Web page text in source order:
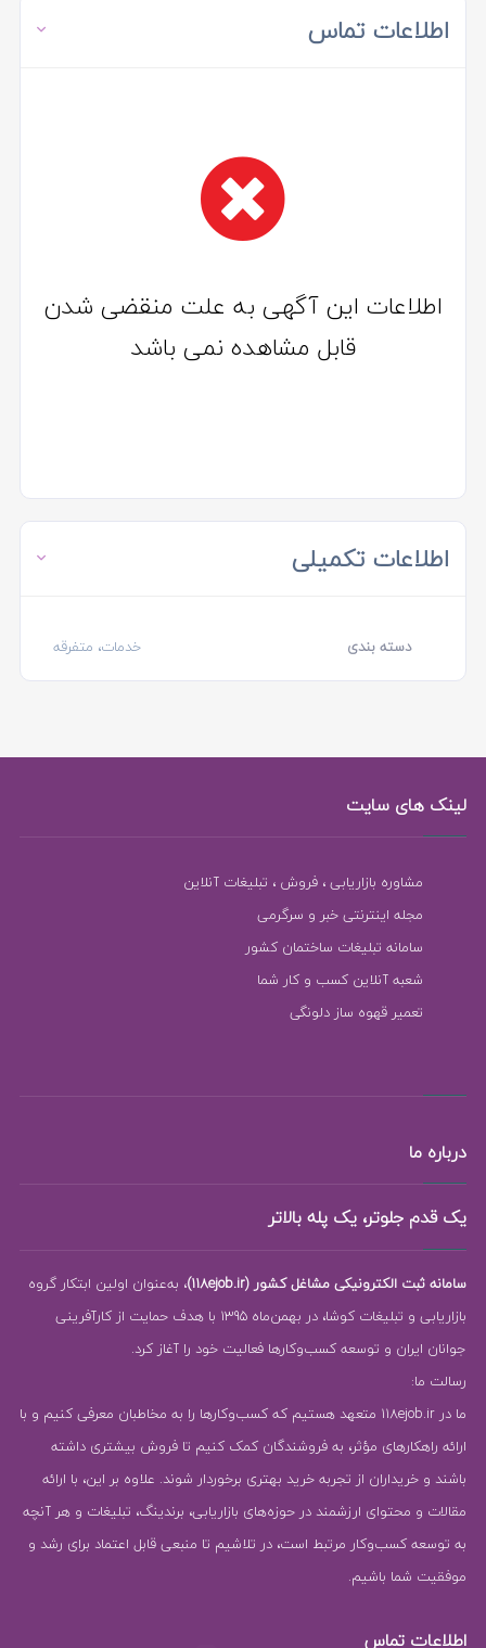
اطلاعات تماس
اطلاعات این آگهی به علت منقضی شدن
قابل مشاهده نمی باشد
اطلاعات تکمیلی
دسته بندی خدمات، متفرقه
لینک های سایت
مشاوره بازاریابی ، فروش ، تبلیغات آنلاین
مجله اینترنتی خبر و سرگرمی
سامانه تبلیغات ساختمان کشور
شعبه آنلاین کسب و کار شما
تعمیر قهوه ساز دلونگی
درباره ما
یک قدم جلوتر، یک پله بالاتر
سامانه ثبت الکترونیکی مشاغل کشور (118ejob.ir)
، به‌عنوان اولین ابتکار گروه
بازاریابی و تبلیغات کوشا، در بهمن‌ماه 1395 با هدف حمایت از کارآفرینی
جوانان ایران و توسعه کسب‌وکارها فعالیت خود را آغاز کرد.
رسالت ما:
ما در 118ejob.ir متعهد هستیم که کسب‌وکارها را به مخاطبان معرفی کنیم و با
ارائه راهکارهای مؤثر، به فروشندگان کمک کنیم تا فروش بیشتری داشته
باشند و خریداران از تجربه خرید بهتری برخوردار شوند. علاوه بر این، با ارائه
مقالات و محتوای ارزشمند در حوزه‌های بازاریابی، برندینگ، تبلیغات و هر آنچه
به توسعه کسب‌وکار مرتبط است، در تلاشیم تا منبعی قابل اعتماد برای رشد و
موفقیت شما باشیم.
اطلاعات تماس